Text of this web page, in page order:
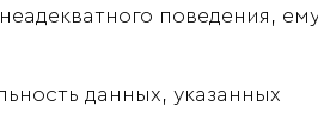
поведения,
данных, указанных